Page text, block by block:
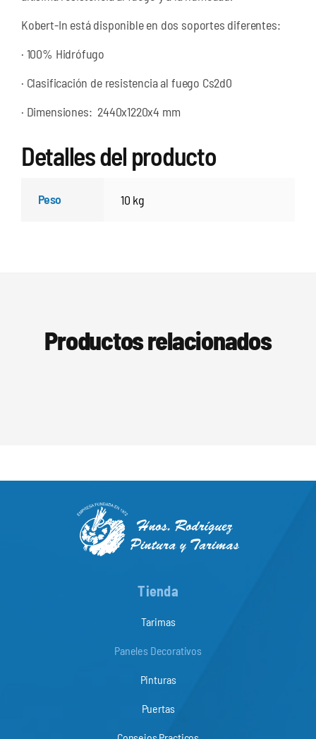
Kobert-In está disponible en dos soportes diferentes:
· 100% Hidrófugo
· Clasificación de resistencia al fuego Cs2d0
· Dimensiones: 2440x1220x4 mm
Detalles del producto
Peso 10 kg
Productos relacionados
Tienda
Tarimas
Paneles Decorativos
Pinturas
Puertas